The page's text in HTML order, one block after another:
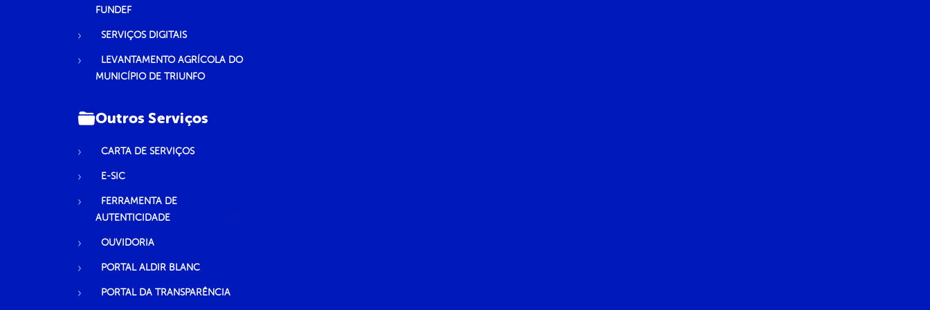
FUNDEF
SERVIÇOS DIGITAIS
LEVANTAMENTO AGRÍCOLA DO
MUNICÍPIO DE TRIUNFO
Outros Serviços
CARTA DE SERVIÇOS
E-SIC
FERRAMENTA DE
AUTENTICIDADE
OUVIDORIA
PORTAL ALDIR BLANC
PORTAL DA TRANSPARÊNCIA